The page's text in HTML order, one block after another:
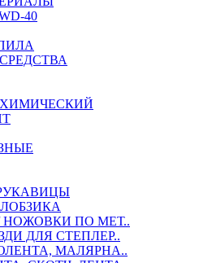
40
НОЖОВКИ ПО МЕТ..
ДЛЯ СТЕПЛЕР..
МАЛЯРНА..